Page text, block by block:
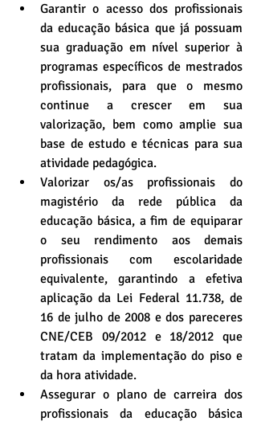
Garantir o acesso dos profissionais
da educação básica que já possuam
sua graduação em nível superior à
programas específicos de mestrados
profissionais, para que o mesmo
continue a crescer em sua
valorização, bem como amplie sua
base de estudo e técnicas para sua
atividade pedagógica.
Valorizar os/as profissionais do
magistério da rede pública da
educação básica, a fim de equiparar
o seu rendimento aos demais
profissionais com escolaridade
equivalente, garantindo a efetiva
aplicação da Lei Federal 11.738, de
16 de julho de 2008 e dos pareceres
CNE/CEB 09/2012 e 18/2012 que
tratam da implementação do piso e
da hora atividade.
Assegurar o plano de carreira dos
profissionais da educação básica